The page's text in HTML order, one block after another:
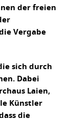
der freien
Vergabe
sich durch
Dabei
Laien,
Künstler
die